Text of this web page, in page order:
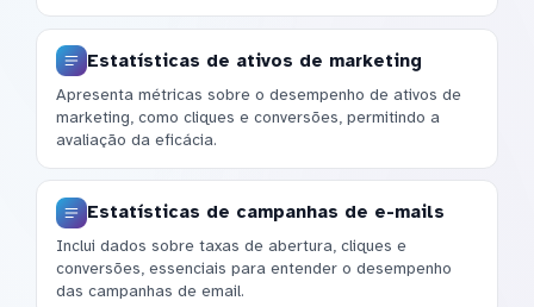
Estatísticas de ativos de marketing
Apresenta métricas sobre o desempenho de ativos de
marketing, como cliques e conversões, permitindo a
avaliação da eficácia.
Estatísticas de campanhas de e-mails
Inclui dados sobre taxas de abertura, cliques e
conversões, essenciais para entender o desempenho
das campanhas de email.